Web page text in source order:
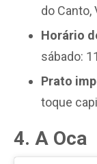
do Canto,
Horário
sábado:
Prato
toque
4. A Oca